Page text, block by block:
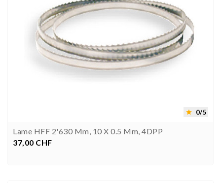
 0/5
Lame HFF 2'630 Mm, 10 X 0.5 Mm, 4DPP
Prezzo
37,00 CHF